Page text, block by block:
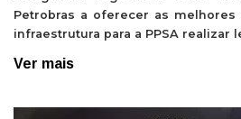
Petrobras a oferecer as melhores
infraestrutura para a PPSA realizar
Ver mais